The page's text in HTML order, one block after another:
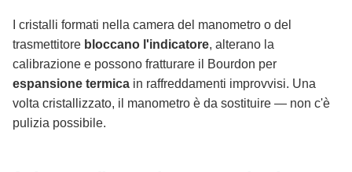
I cristalli formati nella camera del manometro o del
trasmettitore bloccano l'indicatore, alterano la
calibrazione e possono fratturare il Bourdon per
espansione termica in raffreddamenti improvvisi. Una
volta cristallizzato, il manometro è da sostituire — non c'è
pulizia possibile.